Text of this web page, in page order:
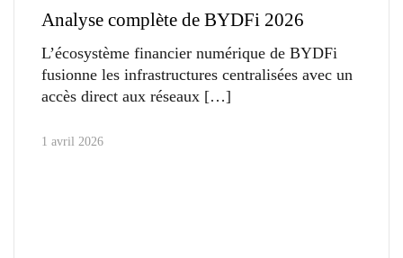
Analyse complète de BYDFi 2026
L’écosystème financier numérique de BYDFi
fusionne les infrastructures centralisées avec un
accès direct aux réseaux
1 avril 2026